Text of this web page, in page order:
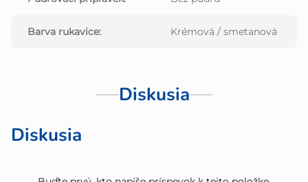
Barva rukavice: Krémová / smetanová
Diskusia
Diskusia